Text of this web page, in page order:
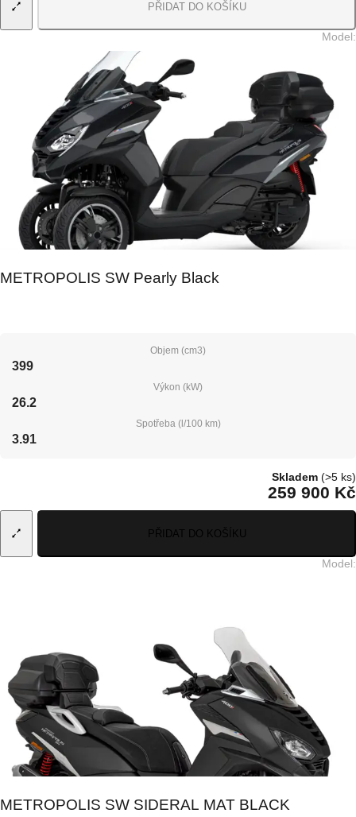
PŘIDAT DO KOŠÍKU
Model:
METROPOLIS SW Pearly Black
Objem (cm3)
399
Výkon (kW)
26.2
Spotřeba (l/100 km)
3.91
Skladem (>5 ks)
259 900 Kč
PŘIDAT DO KOŠÍKU
Model:
METROPOLIS SW SIDERAL MAT BLACK